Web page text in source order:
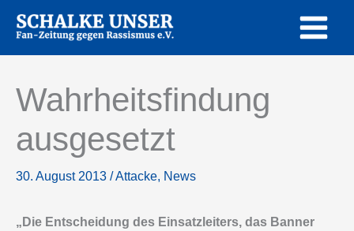
Inhalt
springen
Wahrheitsfindung
ausgesetzt
30. August 2013 /Attacke, News
„Die Entscheidung des Einsatzleiters, das Banner